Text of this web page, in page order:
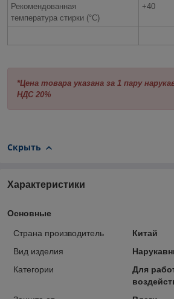
Рекомендованная
температура стирки (°C)
+40
*Цена товара указана за 1 пару
НДС 20%
Скрыть
Характеристики
Основные
Страна производитель
Китай
Вид изделия
Категории
Для